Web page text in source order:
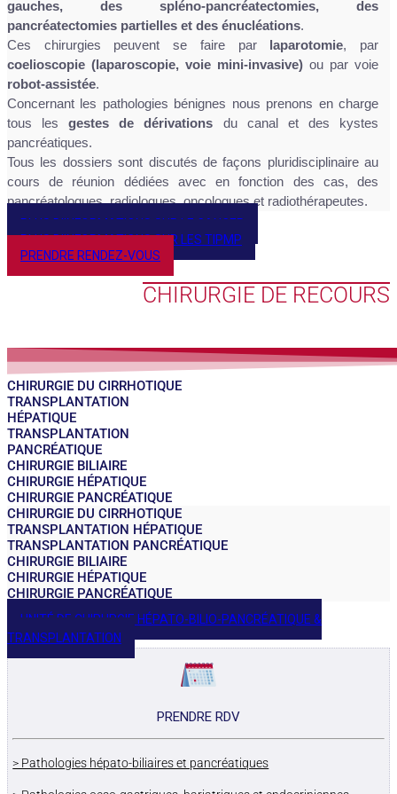
gauches, des spléno-pancréatectomies, des
pancréatectomies partielles et des énucléations.
Ces chirurgies peuvent se faire par laparotomie, par
coelioscopie (laparoscopie, voie mini-invasive) ou par voie
robot-assistée.
Concernant les pathologies bénignes nous prenons en charge
tous lesgestes de dérivations du canal et des kystes
pancréatiques.
Tous les dossiers sont discutés de façons pluridisciplinaire au
cours de réunion dédiées avec en fonction des cas, des
pancréatologues, radiologues, oncologues et radiothérapeutes.
PLUS D'INFORMATIONS SUR LE CANCER
PLUS D'INFORMATIONS SUR LES TIPMP
PRENDRE RENDEZ-VOUS
CHIRURGIE DE RECOURS
CHIRURGIE DU CIRRHOTIQUE
TRANSPLANTATION
HÉPATIQUE
TRANSPLANTATION
PANCRÉATIQUE
CHIRURGIE BILIAIRE
CHIRURGIE HÉPATIQUE
CHIRURGIE PANCRÉATIQUE
CHIRURGIE DU CIRRHOTIQUE
TRANSPLANTATION HÉPATIQUE
TRANSPLANTATION PANCRÉATIQUE
CHIRURGIE BILIAIRE
CHIRURGIE HÉPATIQUE
CHIRURGIE PANCRÉATIQUE
UNITÉ DE CHIRURGIE HÉPATO-BILIO-PANCRÉATIQUE &
TRANSPLANTATION
PRENDRE RDV
> Pathologies hépato-biliaires et pancréatiques